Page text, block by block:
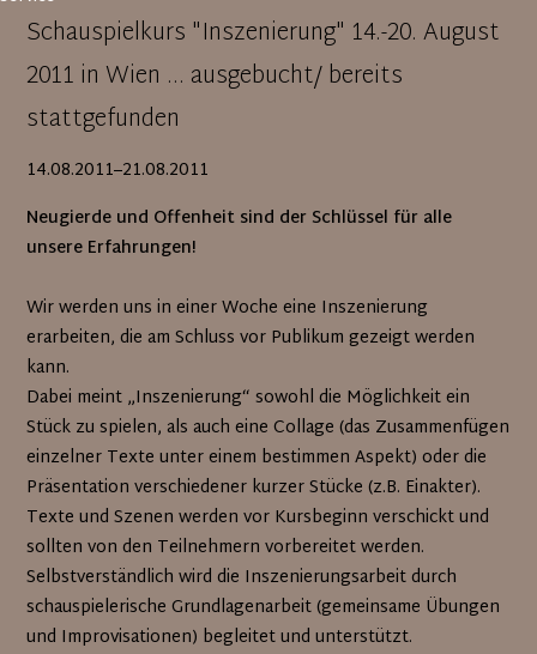
Schauspielkurs "Inszenierung" 14.-20. August
2011 in Wien ... ausgebucht/ bereits
stattgefunden
14.08.2011–21.08.2011
Neugierde und Offenheit sind der Schlüssel für alle
unsere Erfahrungen!
Wir werden uns in einer Woche eine Inszenierung
erarbeiten, die am Schluss vor Publikum gezeigt werden
kann.
Dabei meint „Inszenierung“ sowohl die Möglichkeit ein
Stück zu spielen, als auch eine Collage (das Zusammenfügen
einzelner Texte unter einem bestimmen Aspekt) oder die
Präsentation verschiedener kurzer Stücke (z.B. Einakter).
Texte und Szenen werden vor Kursbeginn verschickt und
sollten von den Teilnehmern vorbereitet werden.
Selbstverständlich wird die Inszenierungsarbeit durch
schauspielerische Grundlagenarbeit (gemeinsame Übungen
und Improvisationen) begleitet und unterstützt.